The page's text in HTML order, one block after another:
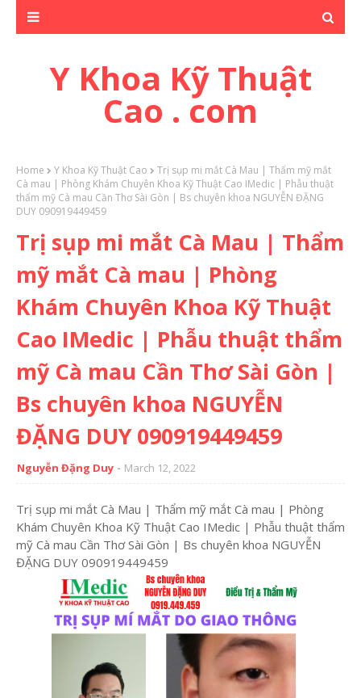
Y Khoa Kỹ Thuật
Cao . com
Home Y Khoa Kỹ Thuật Cao
Trị sụp mi mắt Cà Mau | Thẩm mỹ mắt
Cà mau | Phòng Khám Chuyên Khoa Kỹ Thuật Cao IMedic | Phẫu thuật
thẩm mỹ Cà mau Cần Thơ Sài Gòn | Bs chuyên khoa NGUYỄN ĐẶNG
DUY 090919449459
Trị sụp mi mắt Cà Mau | Thẩm
mỹ mắt Cà mau | Phòng
Khám Chuyên Khoa Kỹ Thuật
Cao IMedic | Phẫu thuật thẩm
mỹ Cà mau Cần Thơ Sài Gòn |
Bs chuyên khoa NGUYỄN
ĐẶNG DUY 090919449459
Nguyễn Đặng Duy March 12, 2022
Trị sụp mi mắt Cà Mau | Thẩm mỹ mắt Cà mau | Phòng
Khám Chuyên Khoa Kỹ Thuật Cao IMedic | Phẫu thuật thẩm
mỹ Cà mau Cần Thơ Sài Gòn | Bs chuyên khoa NGUYỄN
ĐẶNG DUY 090919449459